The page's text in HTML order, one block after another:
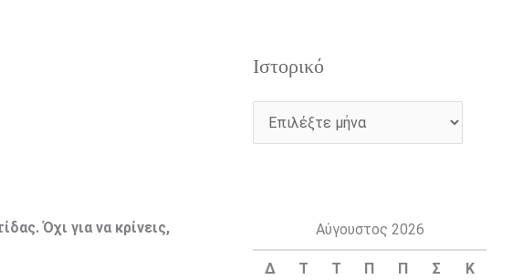
Όχι για να κρίνεις,
Ιστορικό
Αύγουστος 2026
Δ Τ Τ Π Π Σ Κ